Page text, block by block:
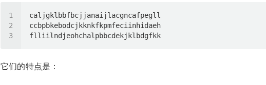
它们的特点是：